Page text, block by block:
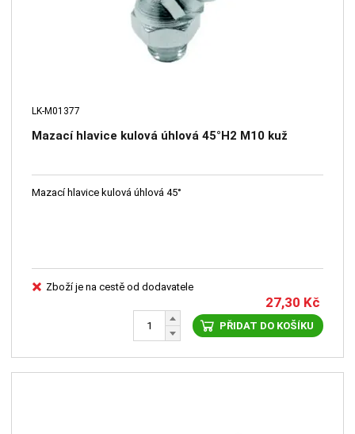
LK-M01377
Mazací hlavice kulová úhlová 45°H2 M10 kuž
Mazací hlavice kulová úhlová 45°
Zboží je na cestě od dodavatele
27,30 Kč
PŘIDAT DO KOŠÍKU